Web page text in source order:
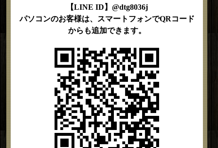
【LINE ID】@dtg8036j
パソコンのお客様は、スマートフォンでQRコード
からも追加できます。